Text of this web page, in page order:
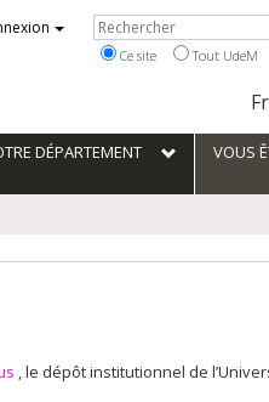
la
Rechercher
Ce site Tout UdeM
DÉPARTEMENT VOUS
, le dépôt institutionnel de